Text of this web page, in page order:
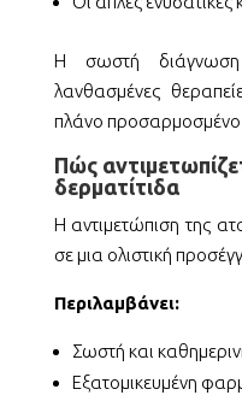
Η σωστή
λανθασμένες
πλάνο προσαρμοσμένο
Πώς
δερματίτιδα
Η αντιμετώπιση της
σε μια ολιστική
Περιλαμβάνει:
Σωστή και
Εξατομικευμένη